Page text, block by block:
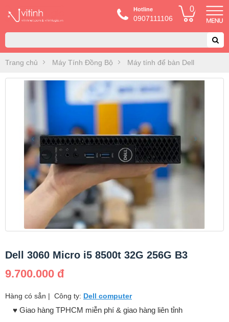
Hotline
0907111106
0
Trang chủ Máy Tính Đồng Bộ Máy tính để bàn Dell
Dell 3060 Micro i5 8500t 32G 256G B3
9.700.000 đ
Hàng có sẳn | Công ty: Dell computer
♥️ Giao hàng TPHCM miễn phí & giao hàng liên tỉnh